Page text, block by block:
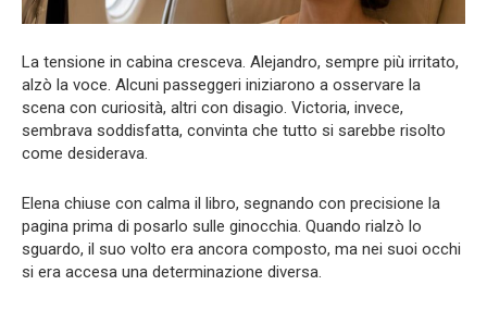
La tensione in cabina cresceva. Alejandro, sempre più irritato,
alzò la voce. Alcuni passeggeri iniziarono a osservare la
scena con curiosità, altri con disagio. Victoria, invece,
sembrava soddisfatta, convinta che tutto si sarebbe risolto
come desiderava.
Elena chiuse con calma il libro, segnando con precisione la
pagina prima di posarlo sulle ginocchia. Quando rialzò lo
sguardo, il suo volto era ancora composto, ma nei suoi occhi
si era accesa una determinazione diversa.